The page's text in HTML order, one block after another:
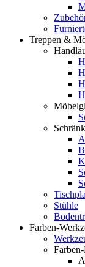
Treppen &
Stühle
Farben-